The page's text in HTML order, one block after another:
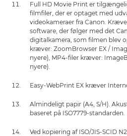
Full HD Movie Print er
filmfiler, der er optaget med
videokameraer fra Canon.
software, der følger med det
digitalkamera, som filmen blev
kræver: ZoomBrowser EX /
nyere), MP4-filer kræver:
nyere).
Easy-WebPrint EX kræver
Almindeligt papir (A4, S/H).
baseret på ISO7779-standarden.
Ved kopiering af ISO/JIS-SCID